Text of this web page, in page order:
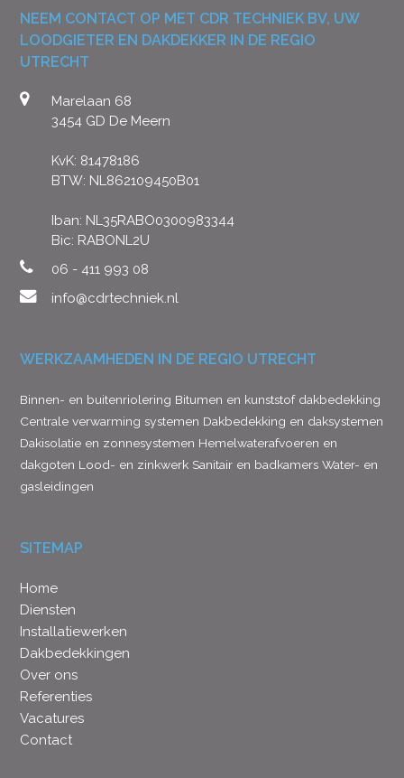
NEEM CONTACT OP MET CDR TECHNIEK BV, UW
LOODGIETER EN DAKDEKKER IN DE REGIO
UTRECHT
Marelaan 68
3454 GD De Meern
KvK: 81478186
BTW: NL862109450B01
Iban: NL35RABO0300983344
Bic: RABONL2U
06 - 411 993 08
info@cdrtechniek.nl
WERKZAAMHEDEN IN DE REGIO UTRECHT
Binnen- en buitenriolering Bitumen en kunststof dakbedekking
Centrale verwarming systemen Dakbedekking en daksystemen
Dakisolatie en zonnesystemen Hemelwaterafvoeren en
dakgoten Lood- en zinkwerk Sanitair en badkamers Water- en
gasleidingen
SITEMAP
Home
Diensten
Installatiewerken
Dakbedekkingen
Over ons
Referenties
Vacatures
Contact